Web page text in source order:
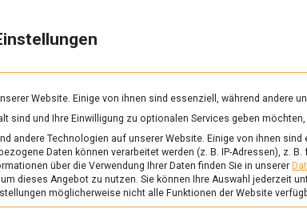
zu
&
Ernährung
SCHLAGWORT:
Website. Einige von ihnen sind essenziell, während andere
sind und Ihre Einwilligung zu optionalen Services geben
andere Technologien auf unserer Website. Einige von ihnen
Daten können verarbeitet werden (z. B. IP-Adressen), z.
über die Verwendung Ihrer Daten finden Sie in unserer
um dieses Angebot zu nutzen. Sie können Ihre Auswahl jederzeit
möglicherweise nicht alle Funktionen der Website